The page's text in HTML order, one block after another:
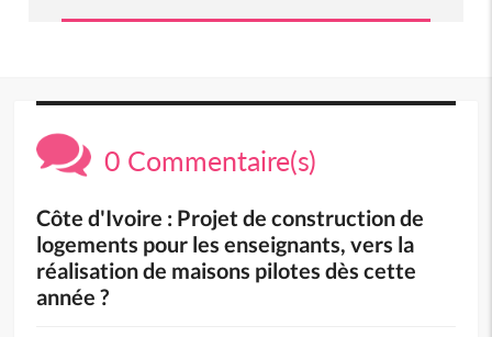
0 Commentaire(s)
Côte d'Ivoire : Projet de construction de
logements pour les enseignants, vers la
réalisation de maisons pilotes dès cette
année ?